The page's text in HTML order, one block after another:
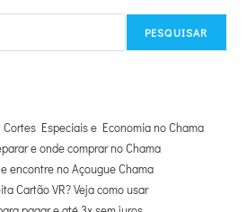
PESQUISAR
Especiais e Economia no Chama
e onde comprar no Chama
encontre no Açougue Chama
Cartão VR? Veja como usar